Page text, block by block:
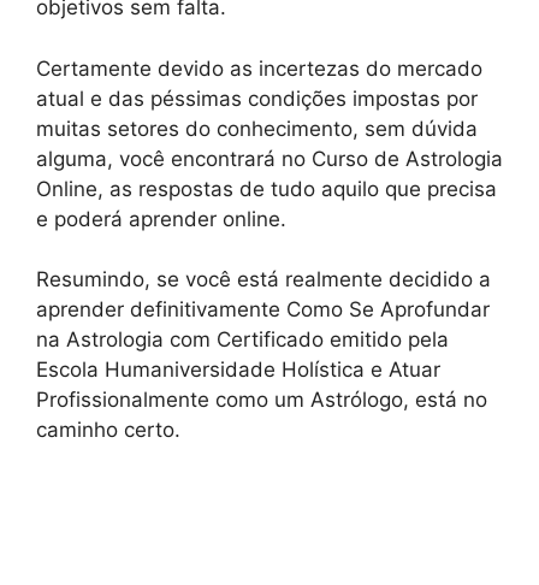
objetivos sem falta.
Certamente devido as incertezas do mercado
atual e das péssimas condições impostas por
muitas setores do conhecimento, sem dúvida
alguma, você encontrará no Curso de Astrologia
Online, as respostas de tudo aquilo que precisa
e poderá aprender online.
Resumindo, se você está realmente decidido a
aprender definitivamente Como Se Aprofundar
na Astrologia com Certificado emitido pela
Escola Humaniversidade Holística e Atuar
Profissionalmente como um Astrólogo, está no
caminho certo.